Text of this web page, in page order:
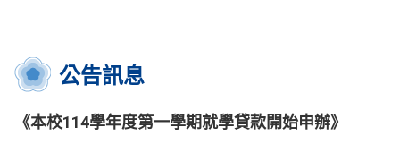
公告訊息
《本校114學年度第一學期就學貸款開始申辦》